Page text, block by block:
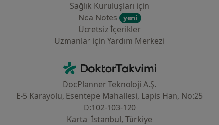
Sağlık Kuruluşları için
Noa Notes
yeni
Ücretsiz İçerikler
Uzmanlar için Yardım Merkezi
DoktorTakvimi - Ana Sayfa
DocPlanner Teknoloji A.Ş.
E-5 Karayolu, Esentepe Mahallesi, Lapis Han, No:25
D:102-103-120
Kartal İstanbul, Türkiye